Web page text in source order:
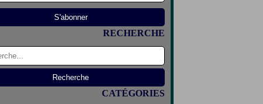
RECHERCHE
CATÉGORIES